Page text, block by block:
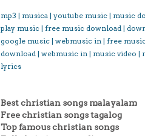
mp3 | musica | youtube music | music
play music | free music download |
google music | webmusic in | free
download | webmusic in | music video
lyrics
Best christian songs malayalam
Free christian songs tagalog
Top famous christian songs